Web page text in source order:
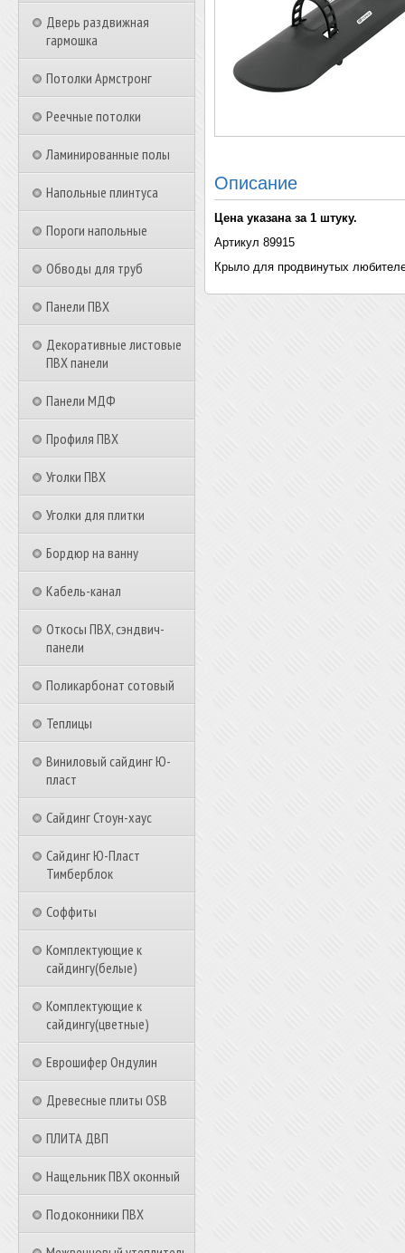
Дверь раздвижная
гармошка
Потолки Армстронг
Реечные потолки
Ламинированные полы
Напольные плинтуса
Пороги напольные
Обводы для труб
Панели ПВХ
Декоративные листовые
ПВХ панели
Панели МДФ
Профиля ПВХ
Уголки ПВХ
Уголки для плитки
Бордюр на ванну
Кабель-канал
Откосы ПВХ, сэндвич-
панели
Поликарбонат сотовый
Теплицы
Виниловый сайдинг Ю-
пласт
Сайдинг Стоун-хаус
Сайдинг Ю-Пласт
Тимберблок
Соффиты
Комплектующие к
сайдингу(белые)
Комплектующие к
сайдингу(цветные)
Еврошифер Ондулин
Древесные плиты OSB
ПЛИТА ДВП
Нащельник ПВХ оконный
Подоконники ПВХ
Описание
Цена указана за 1 штуку.
Артикул 89915
Крыло для продвинутых